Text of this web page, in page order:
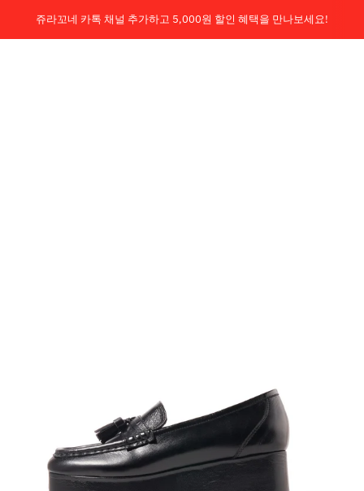
회원 가입시, 구매고객 무료배송!
쥬라꼬네 카톡 채널 추가하고 5,000원 할인 혜택을 만나보세요!